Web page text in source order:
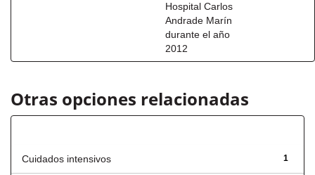
Hospital Carlos
Andrade Marín
durante el año
2012
Otras opciones relacionadas
1
Cuidados intensivos